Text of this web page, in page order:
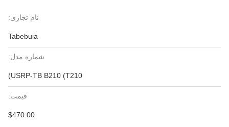
نام تجاری:
Tabebuia
شماره مدل:
USRP-TB B210 (T210)
قیمت:
$470.00